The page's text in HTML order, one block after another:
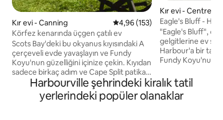
Kır evi - Canning 5 üzerinden ortalama 4,96
4,96 (153)
Körfez kenarında üçgen çatılı ev
Scots Bay'deki bu okyanus kıyısındaki A
çerçeveli evde yavaşlayın ve Fundy
Koyu'nun güzelliğini içinize çekin. Kıyıdan
sadece birkaç adım ve Cape Split patika
başlangıcına 5 dakika yürüme
mesafesinde, doğa yürüyüşü, kürek
çekme ve su kenarında dinlenme için
Kır evi -
Eagle's Bluff -
Kenarında Kır Evi
"Eagle's Bluff",
gelgitlerine ev
Harbour'a bir taş
Fundy Koyu'nun
bir kulübedir! Bu
parkurları
kesebilir ve
Harbourville şehrindeki kiralık tatil
yerlerindeki popüler olanaklar